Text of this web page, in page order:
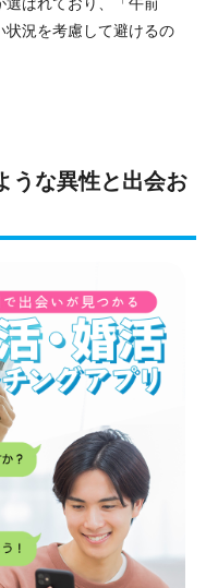
ばれており、「午前
況を考慮して避けるの
うな異性と出会お